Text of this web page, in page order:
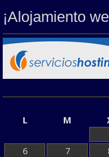
¡Alojamiento
L
M
6
7